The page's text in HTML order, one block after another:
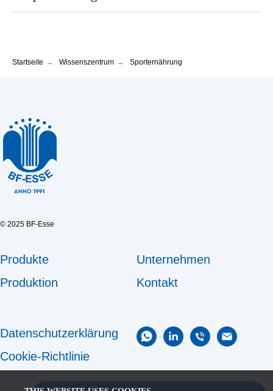
Startseite → Wissenszentrum → Sporternährung
© 2025 BF-Esse
Produkte
Produktion
Unternehmen
Kontakt
Datenschutzerklärung
Cookie-Richtlinie